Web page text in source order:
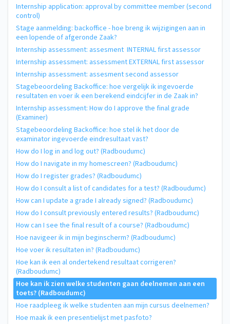
Internship application: approval by committee member (second
control)
Stage aanmelding: backoffice - hoe breng ik wijzigingen aan in
een lopende of afgeronde Zaak?
Internship assessment: assesment INTERNAL first assessor
Internship assessment: assessment EXTERNAL first assessor
Internship assessment: assesment second assessor
Stagebeoordeling Backoffice: hoe vergelijk ik ingevoerde
resultaten en voer ik een berekend eindcijfer in de Zaak in?
Internship assessment: How do I approve the final grade
(Examiner)
Stagebeoordeling Backoffice: hoe stel ik het door de
examinator ingevoerde eindresultaat vast?
How do I log in and log out? (Radboudumc)
How do I navigate in my homescreen? (Radboudumc)
How do I register grades? (Radboudumc)
How do I consult a list of candidates for a test? (Radboudumc)
How can I update a grade I already signed? (Radboudumc)
How do I consult previously entered results? (Radboudumc)
How can I see the final result of a course? (Radboudumc)
Hoe navigeer ik in mijn beginscherm? (Radboudumc)
Hoe voer ik resultaten in? (Radboudumc)
Hoe kan ik een al ondertekend resultaat corrigeren?
(Radboudumc)
Hoe kan ik zien welke studenten gaan deelnemen aan een
toets? (Radboudumc)
Hoe raadpleeg ik welke studenten aan mijn cursus deelnemen?
Hoe maak ik een presentielijst met pasfoto?